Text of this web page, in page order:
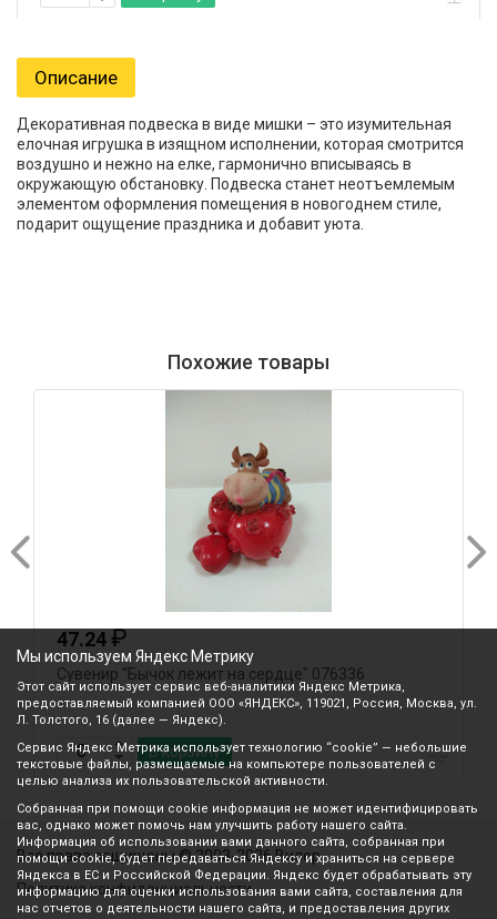
Описание
Декоративная подвеска в виде мишки – это изумительная
елочная игрушка в изящном исполнении, которая смотрится
воздушно и нежно на елке, гармонично вписываясь в
окружающую обстановку. Подвеска станет неотъемлемым
элементом оформления помещения в новогоднем стиле,
подарит ощущение праздника и добавит уюта.
Похожие товары
47.24₽
Сувенир "Бычок лежит на сердце" 076336
В корзину
Все права защищены © 2003-2026 Вилор
Политика конфиденциальности
Мы используем Яндекс Метрику
Этот сайт использует сервис веб-аналитики Яндекс Метрика,
предоставляемый компанией ООО «ЯНДЕКС», 119021, Россия, Москва, ул.
Л. Толстого, 16 (далее — Яндекс).
Сервис Яндекс Метрика использует технологию “cookie” — небольшие
текстовые файлы, размещаемые на компьютере пользователей с
целью анализа их пользовательской активности.
Собранная при помощи cookie информация не может идентифицировать
вас, однако может помочь нам улучшить работу нашего сайта.
Информация об использовании вами данного сайта, собранная при
помощи cookie, будет передаваться Яндексу и храниться на сервере
Яндекса в ЕС и Российской Федерации. Яндекс будет обрабатывать эту
информацию для оценки использования вами сайта, составления для
нас отчетов о деятельности нашего сайта, и предоставления других